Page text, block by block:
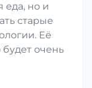
еда, но и
старые
Её
очень